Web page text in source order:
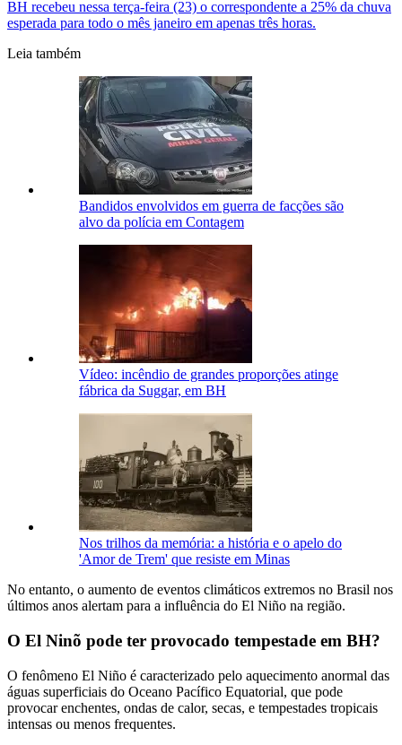
BH recebeu nessa terça-feira (23) o correspondente a 25% da chuva
esperada para todo o mês janeiro em apenas três horas.
Leia também
Bandidos envolvidos em guerra de facções são
alvo da polícia em Contagem
Vídeo: incêndio de grandes proporções atinge
fábrica da Suggar, em BH
Nos trilhos da memória: a história e o apelo do
'Amor de Trem' que resiste em Minas
No entanto, o aumento de eventos climáticos extremos no Brasil nos
últimos anos alertam para a influência do El Niño na região.
O El Ninõ pode ter provocado tempestade em BH?
O fenômeno El Niño é caracterizado pelo aquecimento anormal das
águas superficiais do Oceano Pacífico Equatorial, que pode
provocar enchentes, ondas de calor, secas, e tempestades tropicais
intensas ou menos frequentes.